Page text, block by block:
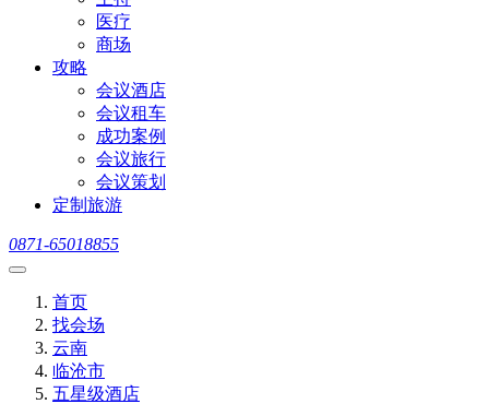
医疗
商场
攻略
会议酒店
会议租车
成功案例
会议旅行
会议策划
定制旅游
0871-65018855
首页
找会场
云南
临沧市
五星级酒店